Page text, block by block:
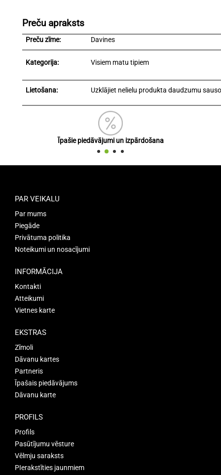
Preču apraksts
Preču zīme: Davines
Kategorija: Visiem matu tipiem
Lietošana: Uzklājiet nelielu produkta daudzumu
Īpašie piedāvājumi un izpārdošana
PAR VEIKALU
Par mums
Piegāde
Privātuma politika
Noteikumi un nosacījumi
INFORMĀCIJA
Kontakti
Atteikumi
Vietnes karte
EKSTRAS
Zīmoli
Dāvanu kartes
Partneris
Īpašais piedāvājums
Dāvanu karte
PROFILS
Profils
Pasūtījumu vēsture
Vēlmju saraksts
PIerakstīties jaunmiem